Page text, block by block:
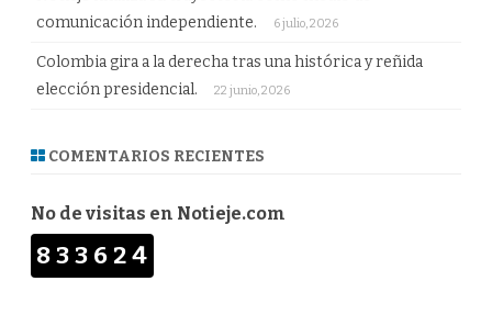
comunicación independiente.
6 julio, 2026
Colombia gira a la derecha tras una histórica y reñida
elección presidencial.
22 junio, 2026
COMENTARIOS RECIENTES
No de visitas en Notieje.com
833624